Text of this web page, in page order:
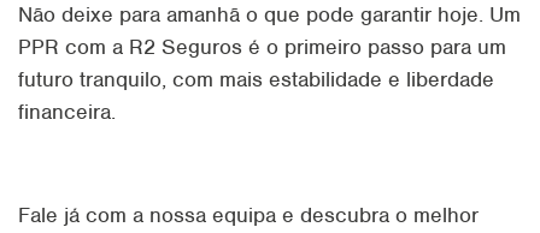
Não deixe para amanhã o que pode garantir hoje. Um
PPR com a R2 Seguros é o primeiro passo para um
futuro tranquilo, com mais estabilidade e liberdade
financeira.
Fale já com a nossa equipa e descubra o melhor